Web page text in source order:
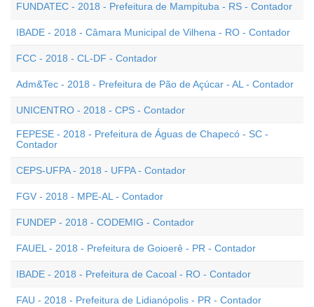
FUNDATEC - 2018 - Prefeitura de Mampituba - RS - Contador
IBADE - 2018 - Câmara Municipal de Vilhena - RO - Contador
FCC - 2018 - CL-DF - Contador
Adm&Tec - 2018 - Prefeitura de Pão de Açúcar - AL - Contador
UNICENTRO - 2018 - CPS - Contador
FEPESE - 2018 - Prefeitura de Águas de Chapecó - SC -
Contador
CEPS-UFPA - 2018 - UFPA - Contador
FGV - 2018 - MPE-AL - Contador
FUNDEP - 2018 - CODEMIG - Contador
FAUEL - 2018 - Prefeitura de Goioerê - PR - Contador
IBADE - 2018 - Prefeitura de Cacoal - RO - Contador
FAU - 2018 - Prefeitura de Lidianópolis - PR - Contador